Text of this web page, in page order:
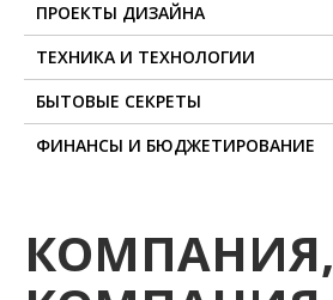
ПРОЕКТЫ ДИЗАЙНА
ТЕХНИКА И ТЕХНОЛОГИИ
БЫТОВЫЕ СЕКРЕТЫ
ФИНАНСЫ И БЮДЖЕТИРОВАНИЕ
КОМПАНИЯ,